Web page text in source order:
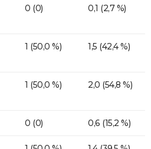
0 (0) 0,1 (2,7 %)
1 (50,0 %) 1,5 (42,4 %)
1 (50,0 %) 2,0 (54,8 %)
0 (0) 0,6 (15,2 %)